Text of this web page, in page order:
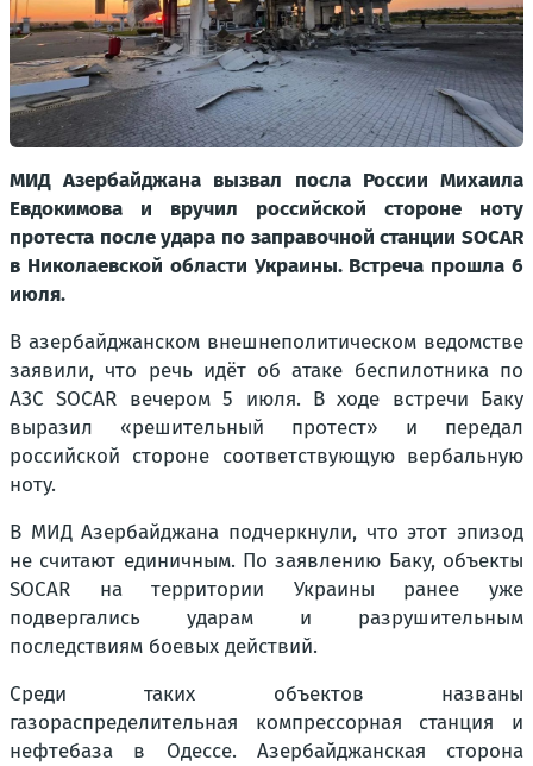
МИД Азербайджана вызвал посла России Михаила
Евдокимова и вручил российской стороне ноту
протеста после удара по заправочной станции SOCAR
в Николаевской области Украины. Встреча прошла 6
июля.
В азербайджанском внешнеполитическом ведомстве
заявили, что речь идёт об атаке беспилотника по
АЗС SOCAR вечером 5 июля. В ходе встречи Баку
выразил «решительный протест» и передал
российской стороне соответствующую вербальную
ноту.
В МИД Азербайджана подчеркнули, что этот эпизод
не считают единичным. По заявлению Баку, объекты
SOCAR на территории Украины ранее уже
подвергались ударам и разрушительным
последствиям боевых действий.
Среди таких объектов названы
газораспределительная компрессорная станция и
нефтебаза в Одессе. Азербайджанская сторона